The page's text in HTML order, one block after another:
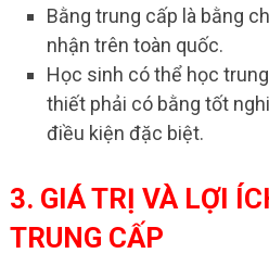
Bằng trung cấp là bằng
nhận trên toàn quốc.
Học sinh có thể học
thiết phải có bằng tốt
điều kiện đặc biệt.
3. GIÁ TRỊ VÀ LỢI
TRUNG CẤP